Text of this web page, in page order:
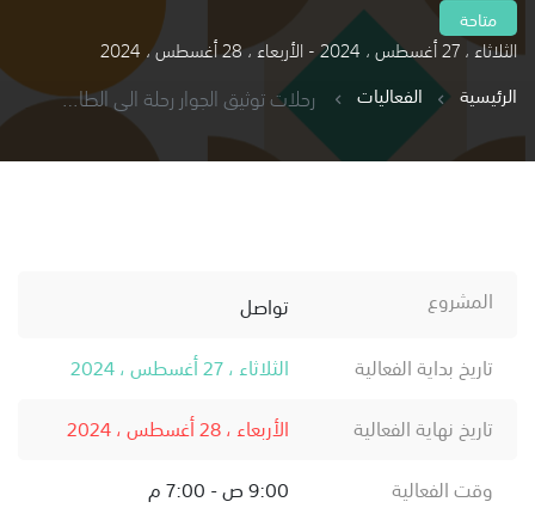
متاحة
الثلاثاء ، 27 أغسطس ، 2024 - الأربعاء ، 28 أغسطس ، 2024
الرئيسية
الفعاليات رحلات توثيق الجوار رحلة الى الطائف
المشروع
تواصل
تاريخ بداية الفعالية
الثلاثاء ، 27 أغسطس ، 2024
تاريخ نهاية الفعالية
الأربعاء ، 28 أغسطس ، 2024
وقت الفعالية
9:00 ص - 7:00 م